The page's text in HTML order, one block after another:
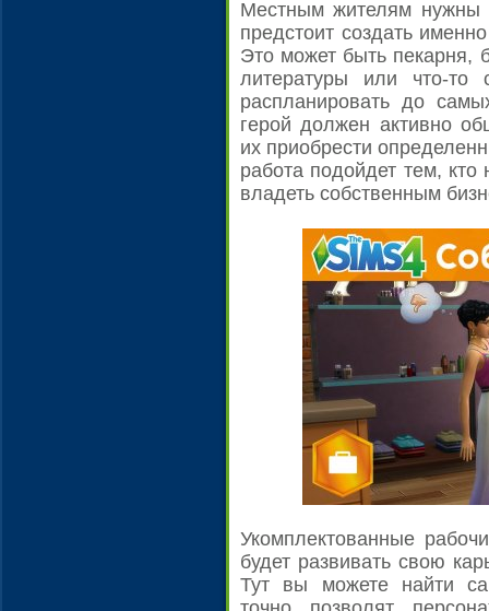
Местным жителям нужны
предстоит создать
Это может быть пекарня,
литературы или что-
распланировать до
герой должен активно
их приобрести
работа подойдет тем, кто
владеть собственным
Укомплектованные
будет развивать свою
Тут вы можете найти